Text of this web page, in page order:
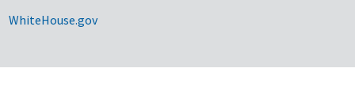
WhiteHouse.gov